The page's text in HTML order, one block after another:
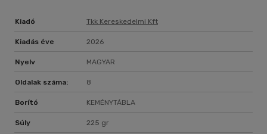
Kiadó Tkk Kereskedelmi Kft
Kiadás éve 2026
Nyelv MAGYAR
Oldalak száma: 8
Borító KEMÉNYTÁBLA
Súly 225 gr